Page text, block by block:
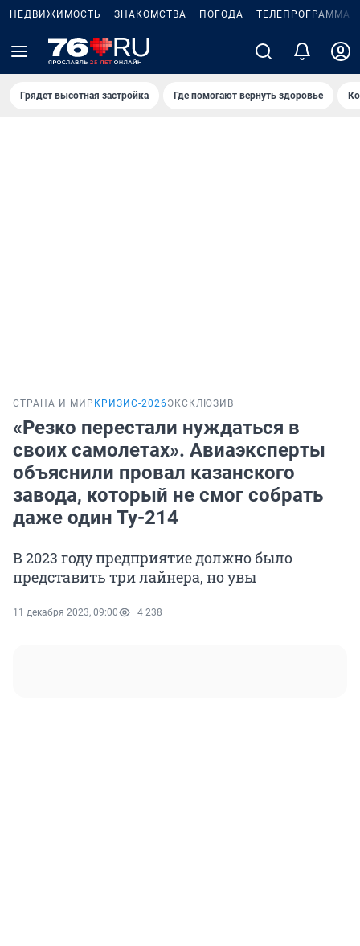
НЕДВИЖИМОСТЬ ЗНАКОМСТВА ПОГОДА ТЕЛЕПРОГРАММА
Грядет высотная застройка Где помогают вернуть здоровье
СТРАНА И МИР КРИЗИС-2026ЭКСКЛЮЗИВ
«Резко перестали нуждаться в
своих самолетах». Авиаэксперты
объяснили провал казанского
завода, который не смог собрать
даже один Ту-214
В 2023 году предприятие должно было
представить три лайнера, но увы
11 декабря 2023, 09:00 4 238